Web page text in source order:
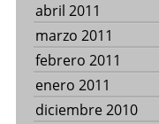
abril 2011
marzo 2011
febrero 2011
enero 2011
diciembre 2010